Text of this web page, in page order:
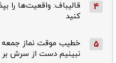
4
قالیباف: واقعیت‌ها را
کنید
5
خطیب موقت نماز جمعه
نبینیم دست از سرش